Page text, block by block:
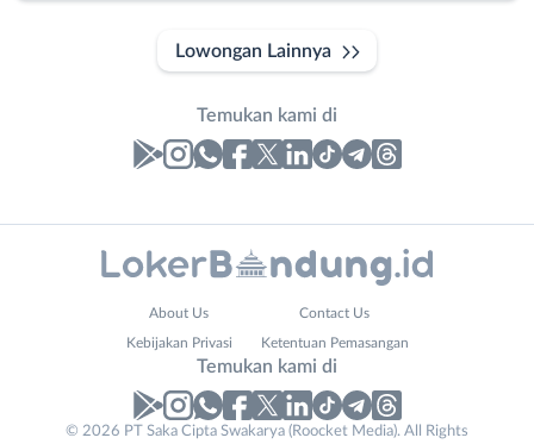
Lowongan Lainnya
Temukan kami di
Lowongan
No. Telp /
About Us Contact Us
Kebijakan Privasi Ketentuan Pemasangan
Temukan kami di
© 2026 PT Saka Cipta Swakarya (Roocket Media). All Rights